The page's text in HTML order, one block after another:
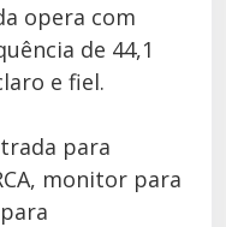
opera com
de 44,1
e fiel.
para
monitor para